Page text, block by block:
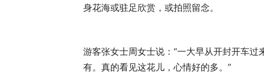
身花海或驻足欣赏，或拍照留念。
游客张女士周女士说：“一大早从开封开车
有。真的看见这花儿，心情好的多。”